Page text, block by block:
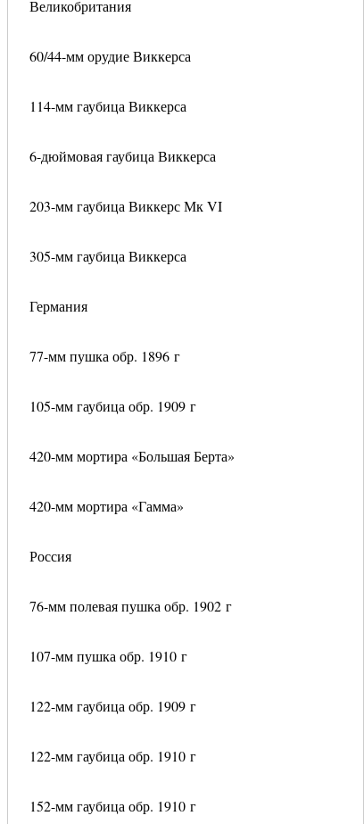
Великобритания
60/44-мм орудие Виккерса
114-мм гаубица Виккерса
6-дюймовая гаубица Виккерса
203-мм гаубица Виккерс Мк VI
305-мм гаубица Виккерса
Германия
77-мм пушка обр. 1896 г
105-мм гаубица обр. 1909 г
420-мм мортира «Большая Берта»
420-мм мортира «Гамма»
Россия
76-мм полевая пушка обр. 1902 г
107-мм пушка обр. 1910 г
122-мм гаубица обр. 1909 г
122-мм гаубица обр. 1910 г
152-мм гаубица обр. 1910 г